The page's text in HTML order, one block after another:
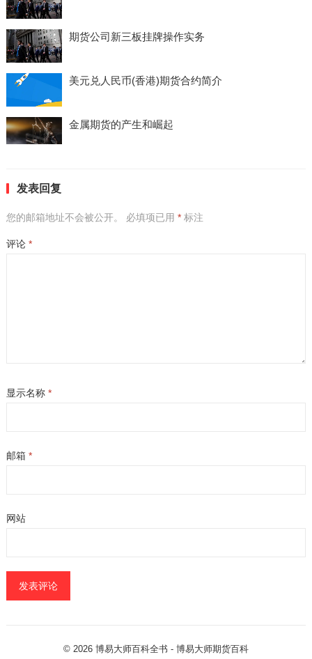
期货公司新三板挂牌操作实务
美元兑人民币(香港)期货合约简介
金属期货的产生和崛起
发表回复
您的邮箱地址不会被公开。 必填项已用 *标注
评论 *
显示名称 *
邮箱 *
网站
© 2026 博易大师百科全书 - 博易大师期货百科